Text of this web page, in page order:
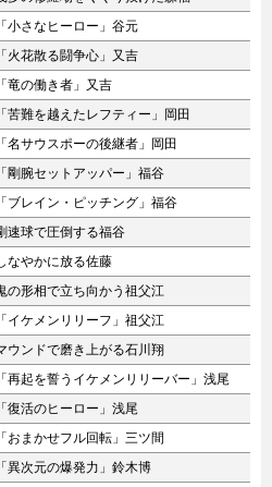
「小さなヒーロー」谷元
「火花散る闘争心」又吉
「竜の働き者」又吉
「苦難を越えたレフティー」岡田
「名サウスポーの後継者」岡田
「剛腕セットアッパー」福谷
「ブレイン・ピッチング」福谷
速球で圧倒する福谷
なやかに放る佐藤
の形相で立ち向かう祖父江
「イケメンリリーフ」祖父江
ウンドで磨き上がる石川翔
「再起を誓うイケメンリリーバー」浅尾
「復活のヒーロー」浅尾
「おまかせフル回転」三ツ間
「異次元の爆発力」鈴木博